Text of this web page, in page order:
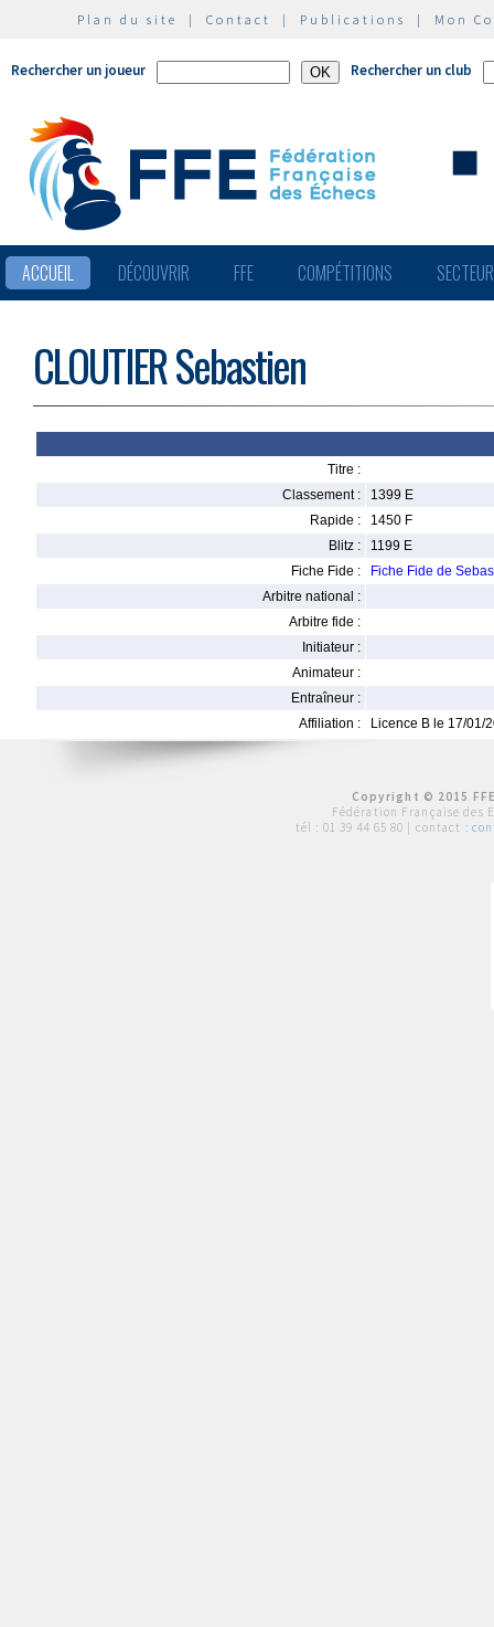
Plan du site | Contact | Publications | Mon
Rechercher un joueur Rechercher un club
ACCUEIL DÉCOUVRIR FFE COMPÉTITIONS
CLOUTIER Sebastien
Titre :
Classement :
1399 E
Rapide :
1450 F
Blitz :
1199 E
Fiche Fide :
Fiche Fide de
Arbitre national :
Arbitre fide :
Initiateur :
Animateur :
Entraîneur :
Affiliation :
Licence B le 17/01/
Copyright © 2015
Fédération Française des
tél : 01 39 44 65 80 | contact :